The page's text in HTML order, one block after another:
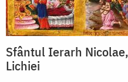
Sfântul Ierarh
Lichiei